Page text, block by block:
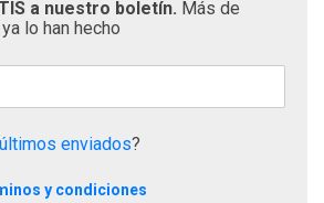
a nuestro boletín. Más de
lo han hecho
enviados?
y condiciones